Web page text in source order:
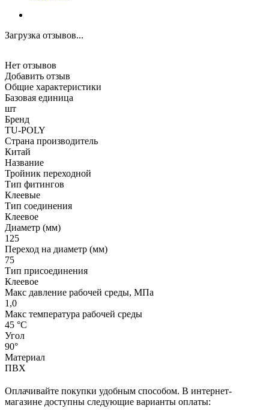
Загрузка отзывов...
Нет отзывов
Добавить отзыв
Общие характеристики
Базовая единица
шт
Бренд
TU-POLY
Страна производитель
Китай
Название
Тройник переходной
Тип фитингов
Клеевые
Тип соединения
Клеевое
Диаметр (мм)
125
Переход на диаметр (мм)
75
Тип присоединения
Клеевое
Макс давление рабочей среды, МПа
1,0
Макс температура рабочей среды
45 °С
Угол
90°
Материал
ПВХ
Оплачивайте покупки удобным способом. В интернет-
магазине доступны следующие варианты оплаты: